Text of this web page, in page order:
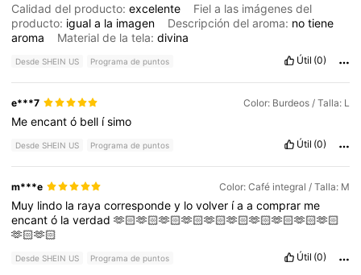
Calidad del producto:excelente
Fiel a las imágenes del
producto: iguala la imagen Descripción del aroma: notiene
aroma
Material de la tela:divina
Desde SHEIN US Programa de puntos Útil (0)
e***7 Color: Burdeos / Talla: L
Meencantó bell ísimo
Desde SHEIN US Programa de puntos Útil (0)
m***e Color: Café integral / Talla: M
Muy lindo la rayacorrespondey lovolver íaacomprar me
encantó laverdad🫶🏻🫶🏻🫶🏻🫶🏻🫶🏻🫶🏻🫶🏻🫶🏻🫶🏻🫶🏻
🫶🏻🫶🏻
Desde SHEIN US Programa de puntos Útil (0)